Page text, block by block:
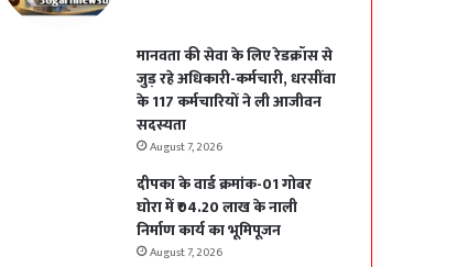
मानवता की सेवा के लिए रेडक्रॉस से
जुड़ रहे अधिकारी-कर्मचारी, धरसींवा
के 117 कर्मचारियों ने ली आजीवन
सदस्यता
August 7, 2026
दीपका के वार्ड क्रमांक-01 गोबर
घोरा में ₹04.20 लाख के नाली
निर्माण कार्य का भूमिपूजन
August 7, 2026